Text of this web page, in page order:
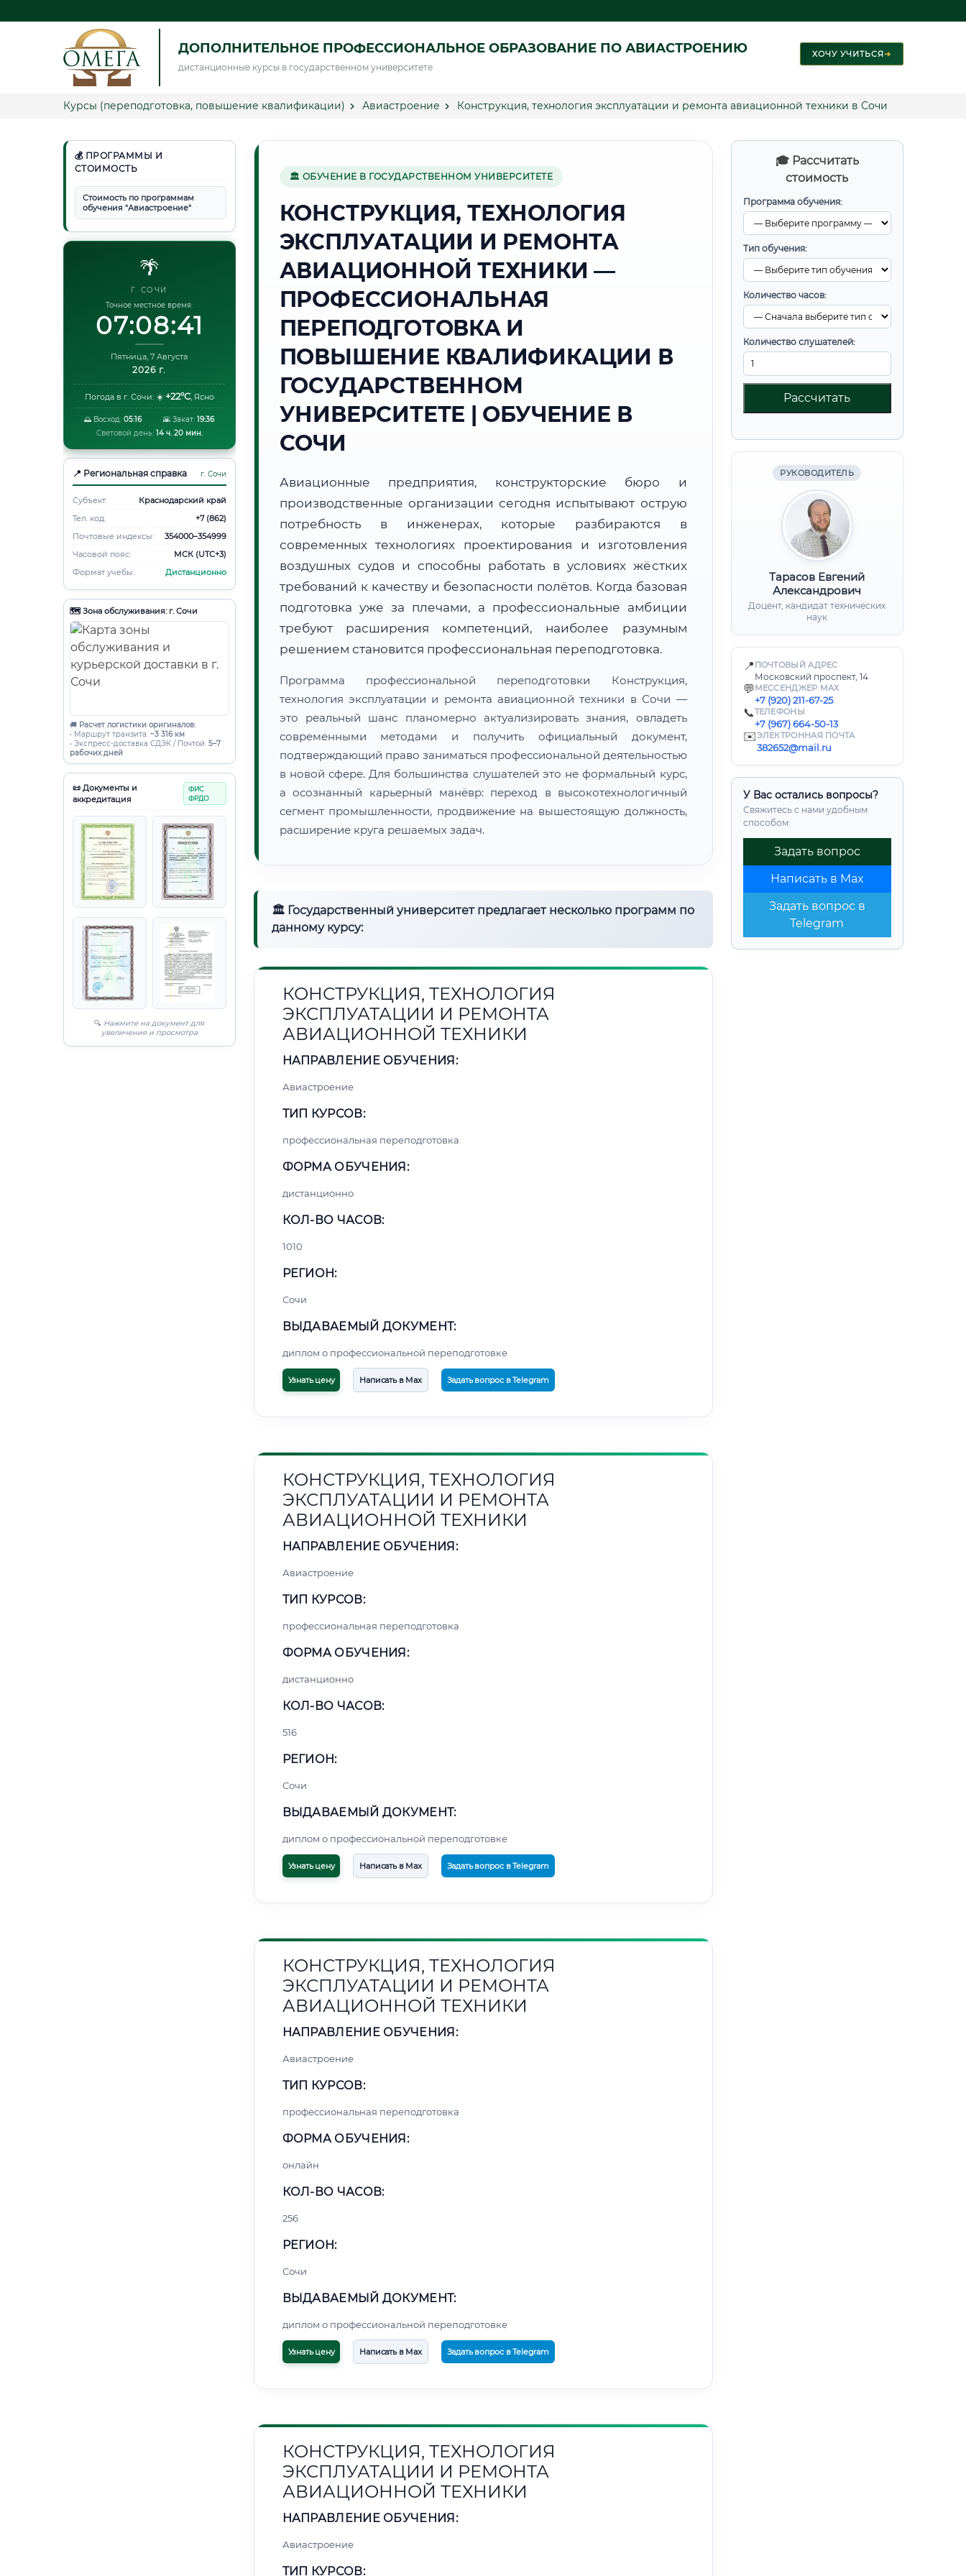
ДОПОЛНИТЕЛЬНОЕ ПРОФЕССИОНАЛЬНОЕ ОБРАЗОВАНИЕ ПО АВИАСТРОЕНИЮ
дистанционные курсы в государственном университете
ХОЧУ УЧИТЬСЯ➜
Курсы (переподготовка, повышение квалификации) Авиастроение Конструкция, технология эксплуатации и ремонта авиационной техники в Сочи
💰 ПРОГРАММЫ И
СТОИМОСТЬ
Стоимость по программам
обучения "Авиастроение"
🌴
Г. СОЧИ
Точное местное время:
07:08:42
Пятница, 7 Августа
2026 г.
Погода в г. Сочи: ☀️ +22°C, Ясно
🌅 Восход:05:16 🌇 Закат: 19:36
Световой день: 14 ч. 20 мин.
📍 Региональная справка г. Сочи
Субъект:
Краснодарский край
Тел. код:
+7 (862)
Почтовые индексы:
354000–354999
Часовой пояс:
МСК (UTC+3)
Формат учебы:
Дистанционно
🗺️ Зона обслуживания: г. Сочи
🚚 Расчет логистики оригиналов:
• Маршрут транзита: ~3 316 км
• Экспресс-доставка СДЭК / Почтой: 5–7
рабочих дней
📜 Документы и
аккредитация
ФИС
ФРДО
🔍 Нажмите на документ для
увеличения и просмотра
🎓 Рассчитать
стоимость
Программа обучения:
Тип обучения:
Количество часов:
Количество слушателей:
Рассчитать
РУКОВОДИТЕЛЬ
Тарасов Евгений
Александрович
Доцент, кандидат технических
наук
📍 ПОЧТОВЫЙ АДРЕС
Московский проспект, 14
💬 МЕССЕНДЖЕР MAX
+7 (920) 211-67-25
📞ТЕЛЕФОНЫ
+7 (967) 664-50-13
✉️ЭЛЕКТРОННАЯ ПОЧТА
382652@mail.ru
У Вас остались вопросы?
Свяжитесь с нами удобным
способом:
Задать вопрос
Написать в Max
Задать вопрос в
Telegram
🏛 ОБУЧЕНИЕ В ГОСУДАРСТВЕННОМ УНИВЕРСИТЕТЕ
КОНСТРУКЦИЯ, ТЕХНОЛОГИЯ
ЭКСПЛУАТАЦИИ И РЕМОНТА
АВИАЦИОННОЙ ТЕХНИКИ —
ПРОФЕССИОНАЛЬНАЯ
ПЕРЕПОДГОТОВКА И
ПОВЫШЕНИЕ КВАЛИФИКАЦИИ В
ГОСУДАРСТВЕННОМ
УНИВЕРСИТЕТЕ | ОБУЧЕНИЕ В
СОЧИ
Авиационные предприятия, конструкторские бюро и
производственные организации сегодня испытывают острую
потребность в инженерах, которые разбираются в
современных технологиях проектирования и изготовления
воздушных судов и способны работать в условиях жёстких
требований к качеству и безопасности полётов. Когда базовая
подготовка уже за плечами, а профессиональные амбиции
требуют расширения компетенций, наиболее разумным
решением становится профессиональная переподготовка.
Программа профессиональной переподготовки Конструкция,
технология эксплуатации и ремонта авиационной техники в Сочи —
это реальный шанс планомерно актуализировать знания, овладеть
современными методами и получить официальный документ,
подтверждающий право заниматься профессиональной деятельностью
в новой сфере. Для большинства слушателей это не формальный курс,
а осознанный карьерный манёвр: переход в высокотехнологичный
сегмент промышленности, продвижение на вышестоящую должность,
расширение круга решаемых задач.
🏛 Государственный университет предлагает несколько программ по
данному курсу:
КОНСТРУКЦИЯ, ТЕХНОЛОГИЯ
ЭКСПЛУАТАЦИИ И РЕМОНТА
АВИАЦИОННОЙ ТЕХНИКИ
НАПРАВЛЕНИЕ ОБУЧЕНИЯ:
Авиастроение
ТИП КУРСОВ:
профессиональная переподготовка
ФОРМА ОБУЧЕНИЯ:
дистанционно
КОЛ-ВО ЧАСОВ:
1010
РЕГИОН:
Сочи
ВЫДАВАЕМЫЙ ДОКУМЕНТ:
диплом о профессиональной переподготовке
Узнать цену Написать в Max Задать вопрос в Telegram
КОНСТРУКЦИЯ, ТЕХНОЛОГИЯ
ЭКСПЛУАТАЦИИ И РЕМОНТА
АВИАЦИОННОЙ ТЕХНИКИ
НАПРАВЛЕНИЕ ОБУЧЕНИЯ:
Авиастроение
ТИП КУРСОВ:
профессиональная переподготовка
ФОРМА ОБУЧЕНИЯ:
дистанционно
КОЛ-ВО ЧАСОВ:
516
РЕГИОН:
Сочи
ВЫДАВАЕМЫЙ ДОКУМЕНТ:
диплом о профессиональной переподготовке
Узнать цену Написать в Max Задать вопрос в Telegram
КОНСТРУКЦИЯ, ТЕХНОЛОГИЯ
ЭКСПЛУАТАЦИИ И РЕМОНТА
АВИАЦИОННОЙ ТЕХНИКИ
НАПРАВЛЕНИЕ ОБУЧЕНИЯ:
Авиастроение
ТИП КУРСОВ:
профессиональная переподготовка
ФОРМА ОБУЧЕНИЯ:
онлайн
КОЛ-ВО ЧАСОВ:
256
РЕГИОН:
Сочи
ВЫДАВАЕМЫЙ ДОКУМЕНТ:
диплом о профессиональной переподготовке
Узнать цену Написать в Max Задать вопрос в Telegram
КОНСТРУКЦИЯ, ТЕХНОЛОГИЯ
ЭКСПЛУАТАЦИИ И РЕМОНТА
АВИАЦИОННОЙ ТЕХНИКИ
НАПРАВЛЕНИЕ ОБУЧЕНИЯ:
Авиастроение
ТИП КУРСОВ: